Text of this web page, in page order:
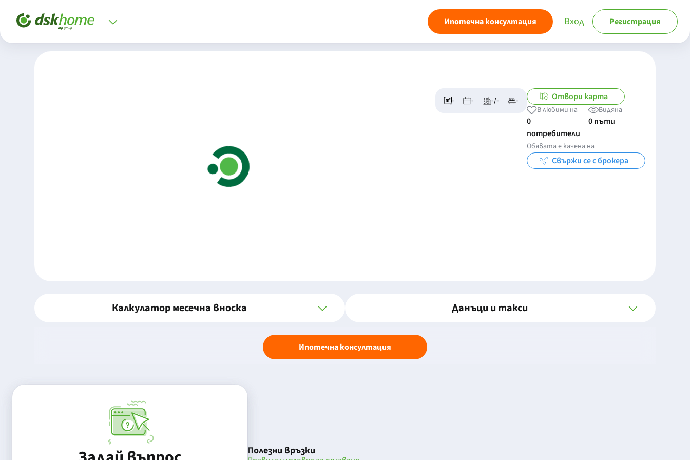
Ипотечна консултация Вход Регистрация
- - -/- - Отвори карта
В любими на
0
потребители
Видяна
0 пъти
Обявата е качена на
Свържи се с брокера
Калкулатор месечна вноска Данъци и такси
Ипотечна консултация
Полезни връзки